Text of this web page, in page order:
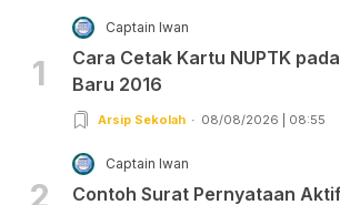
1
Captain Iwan
Cara Cetak Kartu NUPTK
Baru 2016
Arsip Sekolah 08/08/2026 | 08:55
2
Captain Iwan
Contoh Surat Pernyataan